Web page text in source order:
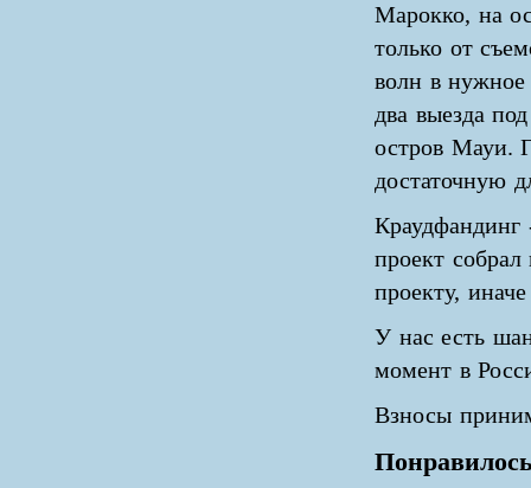
Марокко, на
только от
волн в нужное
два выезда
остров Мауи.
достаточную
Краудфандинг
проект
проекту,
У нас есть
момент в
Взносы